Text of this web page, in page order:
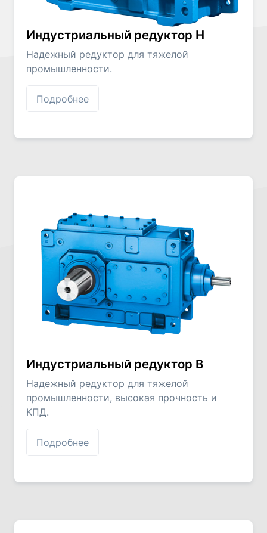
Индустриальный редуктор H
Надежный редуктор для тяжелой
промышленности.
Подробнее
Индустриальный редуктор В
Надежный редуктор для тяжелой
промышленности, высокая прочность и
КПД.
Подробнее